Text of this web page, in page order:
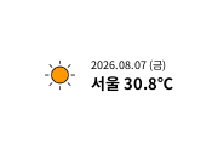
2026.08.07 (금)
서울 30.8℃
5시간 전 >내일까지 39